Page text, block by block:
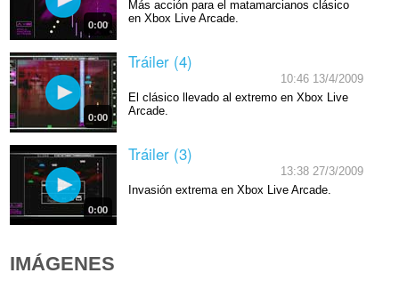
0:00
Más acción para el matamarcianos clásico
en Xbox Live Arcade.
0:00
Tráiler (4)
10:46 13/4/2009
El clásico llevado al extremo en Xbox Live
Arcade.
0:00
Tráiler (3)
13:38 27/3/2009
Invasión extrema en Xbox Live Arcade.
IMÁGENES